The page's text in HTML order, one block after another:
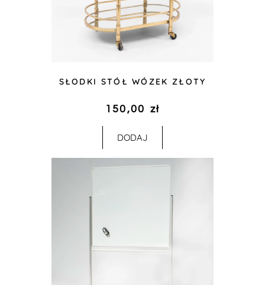
SŁODKI STÓŁ WÓZEK ZŁOTY
150,00 zł
DODAJ